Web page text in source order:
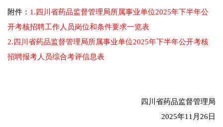
附件： 1.四川省药品监督管理局所属事业单位2025年下半年公
开考核招聘工作人员岗位和条件要求一览表
2.四川省药品监督管理局所属事业单位2025年下半年公开考核
招聘报考人员综合考评信息表
四川省药品监督管理局
2025年11月26日